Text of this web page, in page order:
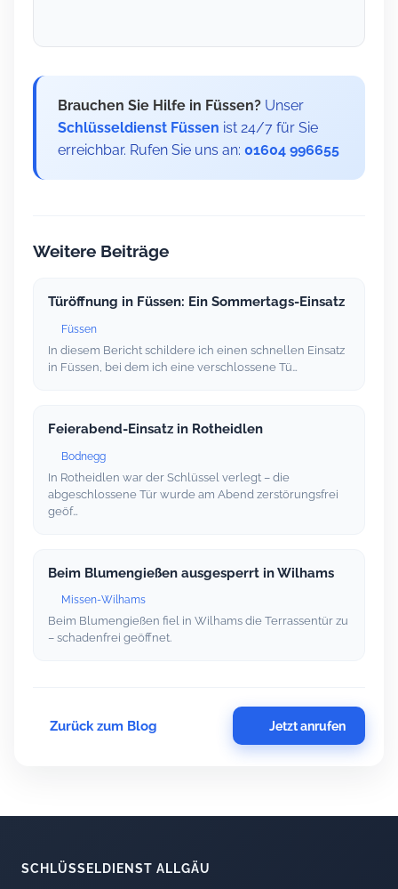
Brauchen Sie Hilfe in Füssen?Unser
Schlüsseldienst Füssen ist 24/7 für Sie
erreichbar. Rufen Sie uns an: 01604 996655
Weitere Beiträge
Türöffnung in Füssen: Ein Sommertags-Einsatz
Füssen
In diesem Bericht schildere ich einen schnellen Einsatz
in Füssen, bei dem ich eine verschlossene Tü…
Feierabend-Einsatz in Rotheidlen
Bodnegg
In Rotheidlen war der Schlüssel verlegt – die
abgeschlossene Tür wurde am Abend zerstörungsfrei
geöf…
Beim Blumengießen ausgesperrt in Wilhams
Missen-Wilhams
Beim Blumengießen fiel in Wilhams die Terrassentür zu
– schadenfrei geöffnet.
Zurück zum Blog Jetzt anrufen
SCHLÜSSELDIENST ALLGÄU